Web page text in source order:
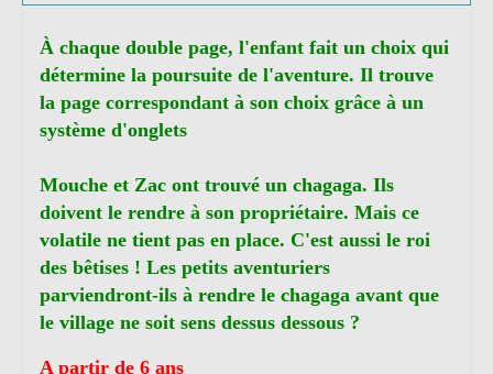
À chaque double page, l'enfant fait un choix qui
détermine la poursuite de l'aventure. Il trouve
la page correspondant à son choix grâce à un
système d'onglets
Mouche et Zac ont trouvé un chagaga. Ils
doivent le rendre à son propriétaire. Mais ce
volatile ne tient pas en place. C'est aussi le roi
des bêtises ! Les petits aventuriers
parviendront-ils à rendre le chagaga avant que
le village ne soit sens dessus dessous ?
A partir de 6 ans